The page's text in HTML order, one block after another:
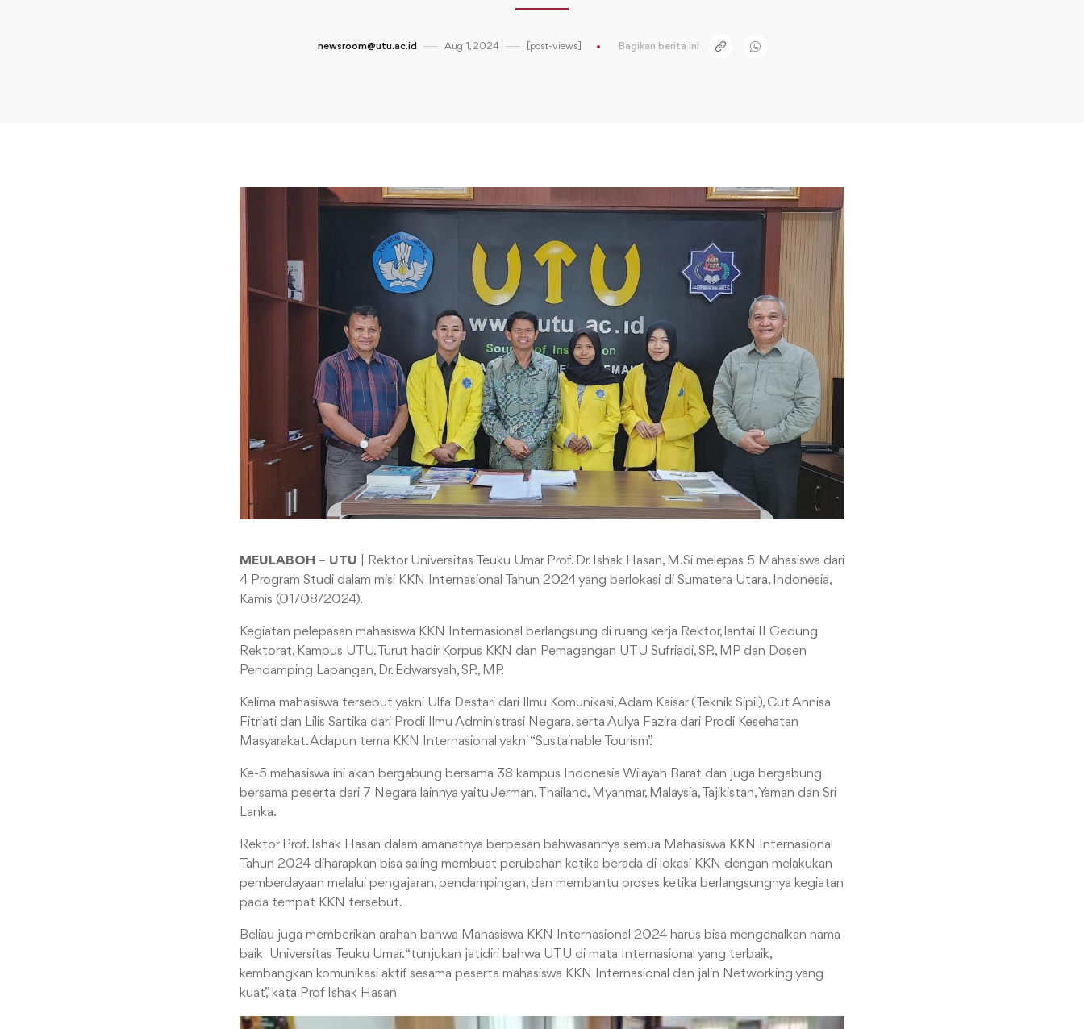
newsroom@utu.ac.id Aug 1, 2024 [post-views] Bagikan berita ini
MEULABOH – UTU | Rektor Universitas Teuku Umar Prof. Dr. Ishak Hasan, M.Si melepas 5 Mahasiswa dari
4 Program Studi dalam misi KKN Internasional Tahun 2024 yang berlokasi di Sumatera Utara, Indonesia,
Kamis (01/08/2024).
Kegiatan pelepasan mahasiswa KKN Internasional berlangsung di ruang kerja Rektor, lantai II Gedung
Rektorat, Kampus UTU. Turut hadir Korpus KKN dan Pemagangan UTU Sufriadi, SP., MP dan Dosen
Pendamping Lapangan, Dr. Edwarsyah, SP., MP.
Kelima mahasiswa tersebut yakni Ulfa Destari dari Ilmu Komunikasi, Adam Kaisar (Teknik Sipil), Cut Annisa
Fitriati dan Lilis Sartika dari Prodi Ilmu Administrasi Negara, serta Aulya Fazira dari Prodi Kesehatan
Masyarakat. Adapun tema KKN Internasional yakni “Sustainable Tourism”.
Ke-5 mahasiswa ini akan bergabung bersama 38 kampus Indonesia Wilayah Barat dan juga bergabung
bersama peserta dari 7 Negara lainnya yaitu Jerman, Thailand, Myanmar, Malaysia, Tajikistan, Yaman dan Sri
Lanka.
Rektor Prof. Ishak Hasan dalam amanatnya berpesan bahwasannya semua Mahasiswa KKN Internasional
Tahun 2024 diharapkan bisa saling membuat perubahan ketika berada di lokasi KKN dengan melakukan
pemberdayaan melalui pengajaran, pendampingan, dan membantu proses ketika berlangsungnya kegiatan
pada tempat KKN tersebut.
Beliau juga memberikan arahan bahwa Mahasiswa KKN Internasional 2024 harus bisa mengenalkan nama
baik Universitas Teuku Umar. “tunjukan jatidiri bahwa UTU di mata Internasional yang terbaik,
kembangkan komunikasi aktif sesama peserta mahasiswa KKN Internasional dan jalin Networking yang
kuat,” kata Prof Ishak Hasan